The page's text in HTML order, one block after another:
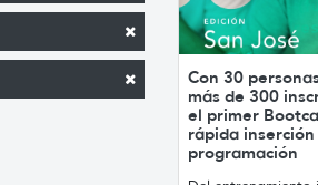
Con 30
más de 300
el primer
rápida
programación